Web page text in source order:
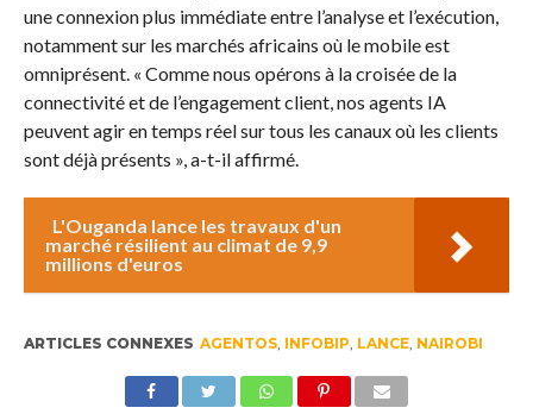
une connexion plus immédiate entre l’analyse et l’exécution,
notamment sur les marchés africains où le mobile est
omniprésent. « Comme nous opérons à la croisée de la
connectivité et de l’engagement client, nos agents IA
peuvent agir en temps réel sur tous les canaux où les clients
sont déjà présents », a-t-il affirmé.
L'Ouganda lance les travaux d'un
marché résilient au climat de 9,9
millions d'euros
ARTICLES CONNEXES AGENTOS, INFOBIP LANCE, NAIROBI